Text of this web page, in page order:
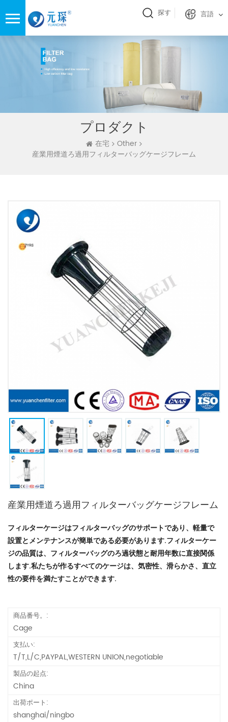
探す 言語
プロダクト
在宅
Other
産業用煙道ろ過用フィルターバッグケージフレーム
産業用煙道ろ過用フィルターバッグケージフレーム
フィルターケージはフィルターバッグのサポートであり、軽量で
設置とメンテナンスが簡単である必要があります.フィルターケー
ジの品質は、フィルターバッグのろ過状態と耐用年数に直接関係
します.私たちが作るすべてのケージは、気密性、滑らかさ、直立
性の要件を満たすことができます.
商品番号。:
Cage
支払い:
T/T,L/C,PAYPAL,WESTERN UNION,negotiable
製品の起点:
China
出荷ポート:
shanghai/ningbo